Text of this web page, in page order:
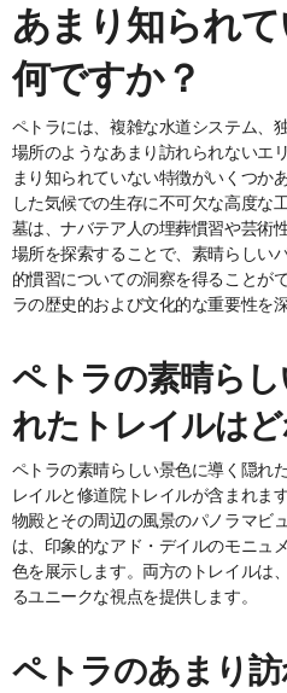
あまり知られ
何ですか？
ペトラには、複雑な水道システム、
場所のようなあまり訪れられないエ
まり知られていない特徴がいくつか
した気候での生存に不可欠な高度な
墓は、ナバテア人の埋葬慣習や芸術
場所を探索することで、素晴らしい
的慣習についての洞察を得ることが
ラの歴史的および文化的な重要性を深
ペトラの素晴ら
れたトレイルは
ペトラの素晴らしい景色に導く隠れ
レイルと修道院トレイルが含まれま
物殿とその周辺の風景のパノラマビ
は、印象的なアド・デイルのモニュ
色を展示します。両方のトレイルは
るユニークな視点を提供します。
ペトラのあまり